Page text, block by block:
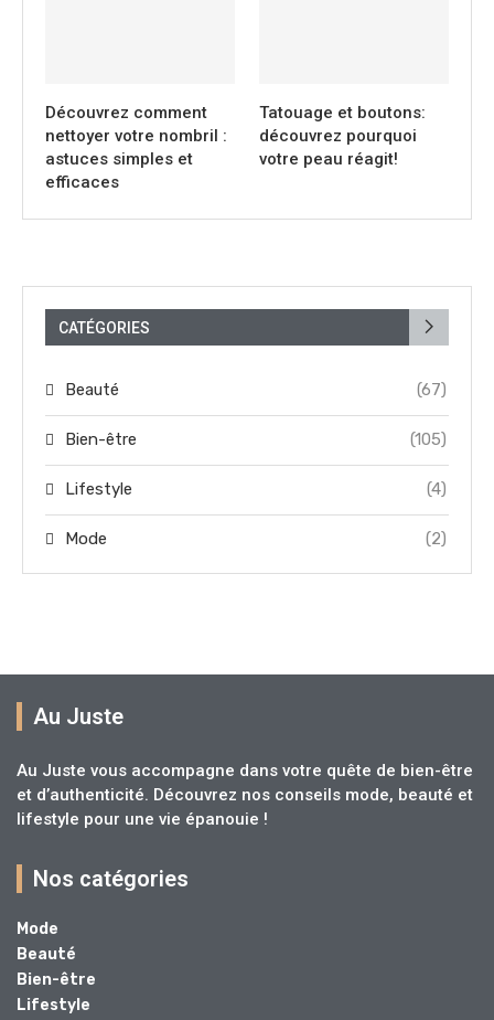
Découvrez comment
nettoyer votre nombril :
astuces simples et
efficaces
Tatouage et boutons:
découvrez pourquoi
votre peau réagit!
CATÉGORIES
Beauté (67)
Bien-être (105)
Lifestyle (4)
Mode (2)
Au Juste
Au Juste vous accompagne dans votre quête de bien-être
et d’authenticité. Découvrez nos conseils mode, beauté et
lifestyle pour une vie épanouie !
Nos catégories
Mode
Beauté
Bien-être
Lifestyle